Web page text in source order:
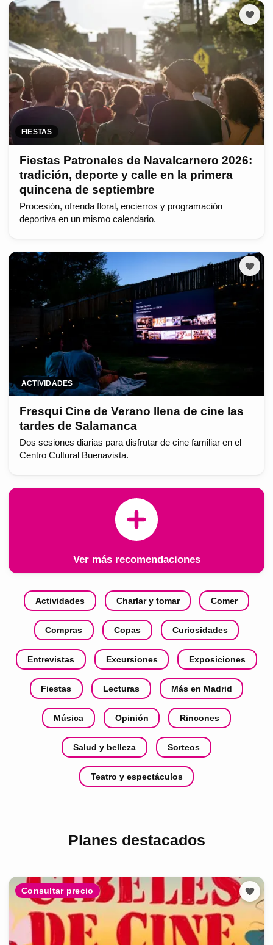
FIESTAS
Fiestas Patronales de Navalcarnero 2026:
tradición, deporte y calle en la primera
quincena de septiembre
Procesión, ofrenda floral, encierros y programación
deportiva en un mismo calendario.
ACTIVIDADES
Fresqui Cine de Verano llena de cine las
tardes de Salamanca
Dos sesiones diarias para disfrutar de cine familiar en el
Centro Cultural Buenavista.
Ver más recomendaciones
Actividades Charlar y tomar Comer
Compras Copas Curiosidades
Entrevistas Excursiones Exposiciones
Fiestas Lecturas Más en Madrid
Música Opinión Rincones
Salud y belleza Sorteos
Teatro y espectáculos
Planes destacados
Consultar precio